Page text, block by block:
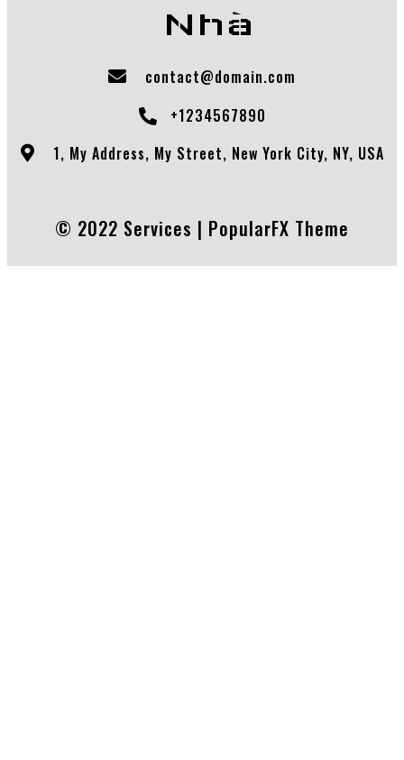
Nhà
contact@domain.com
+1234567890
1, My Address, My Street, New York City, NY, USA
© 2022 Services | PopularFX Theme